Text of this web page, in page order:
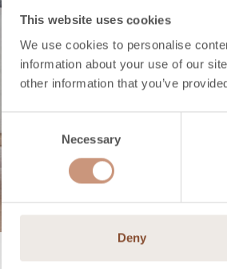
This website uses cookies
We use cookies to personalise
information about your use of our
other information that you’ve
Selection
Necessary
Deny